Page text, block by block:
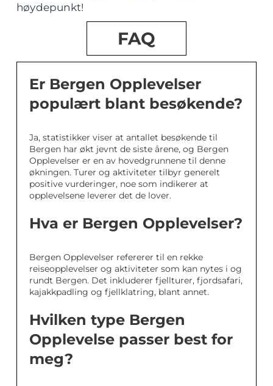
høydepunkt!
FAQ
Er Bergen Opplevelser
populært blant besøkende?
Ja, statistikker viser at antallet besøkende til
Bergen har økt jevnt de siste årene, og Bergen
Opplevelser er en av hovedgrunnene til denne
økningen. Turer og aktiviteter tilbyr generelt
positive vurderinger, noe som indikerer at
opplevelsene leverer det de lover.
Hva er Bergen Opplevelser?
Bergen Opplevelser refererer til en rekke
reiseopplevelser og aktiviteter som kan nytes i og
rundt Bergen. Det inkluderer fjellturer, fjordsafari,
kajakkpadling og fjellklatring, blant annet.
Hvilken type Bergen
Opplevelse passer best for
meg?